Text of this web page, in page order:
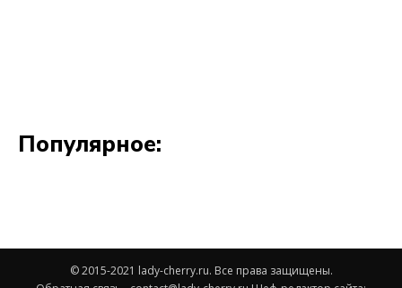
© 2015-2021 lady-cherry.ru. Все права защищены.